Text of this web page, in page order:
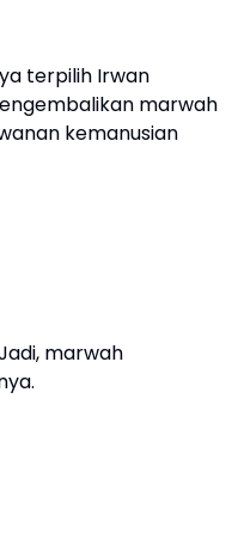
terpilih Irwan
marwah
kemanusian
marwah